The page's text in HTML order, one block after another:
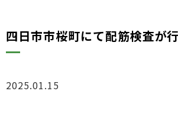
四日市市桜町にて配筋検査が
2025.01.15